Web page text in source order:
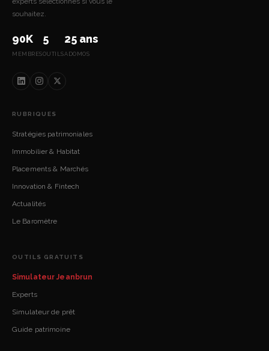
souhaitez.
90K
MEMBRES
5
OUTILS
25 ans
ADOMOS
RUBRIQUES
Stratégies patrimoniales
Immobilier & Habitat
Placements & Marchés
Innovation & Fintech
Actualités
Le Baromètre
OUTILS GRATUITS
Simulateur Jeanbrun
Experts
Simulateur de prêt
Guide patrimoine